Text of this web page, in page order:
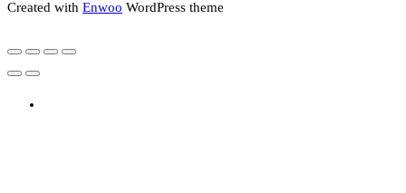
Created with Enwoo WordPress theme